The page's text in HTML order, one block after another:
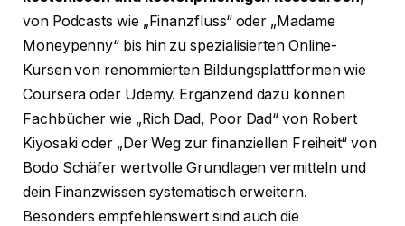
von Podcasts wie „Finanzfluss“ oder „Madame
Moneypenny“ bis hin zu spezialisierten Online-
Kursen von renommierten Bildungsplattformen wie
Coursera oder Udemy. Ergänzend dazu können
Fachbücher wie „Rich Dad, Poor Dad“ von Robert
Kiyosaki oder „Der Weg zur finanziellen Freiheit“ von
Bodo Schäfer wertvolle Grundlagen vermitteln und
dein Finanzwissen systematisch erweitern.
Besonders empfehlenswert sind auch die